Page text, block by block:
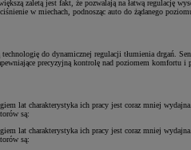
zaletą jest fakt, że pozwalają na łatwą regulację
w miechach, podnosząc auto do żądanego
do dynamicznej regulacji tłumienia drgań.
precyzyjną kontrolę nad poziomem komfortu i
lat charakterystyka ich pracy jest coraz mniej
są:
lat charakterystyka ich pracy jest coraz mniej
są: